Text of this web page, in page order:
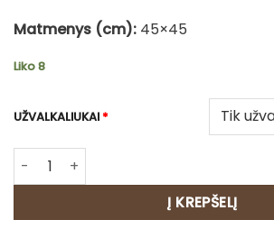
Matmenys (cm): 45×45
Liko 8
UŽVALKALIUKAI*
produkto kiekis: Gobeleno pagalvėlė –
Į KREPŠELĮ